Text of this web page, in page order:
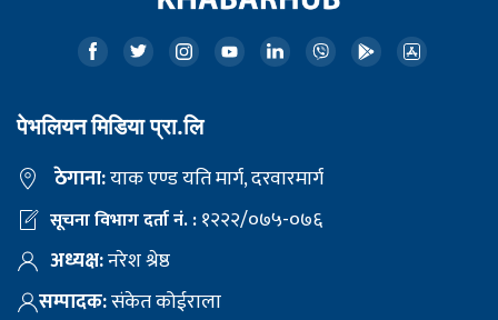
पेभलियन मिडिया प्रा.लि
ठेगाना:याक एण्ड यति मार्ग, दरवारमार्ग
सूचना विभाग दर्ता नं. :१२२२/०७५-०७६
अध्यक्ष:नरेश श्रेष्ठ
सम्पादक:संकेत कोईराला